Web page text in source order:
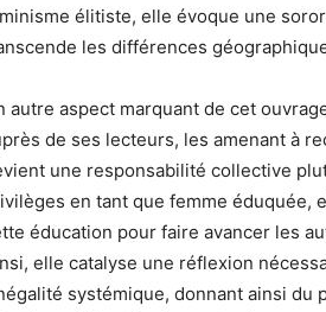
élitiste, elle évoque une
les différences
autre aspect marquant de cet
de ses lecteurs, les amenant à
une responsabilité collective
en tant que femme éduquée,
éducation pour faire avancer les
elle catalyse une réflexion
systémique, donnant ainsi du